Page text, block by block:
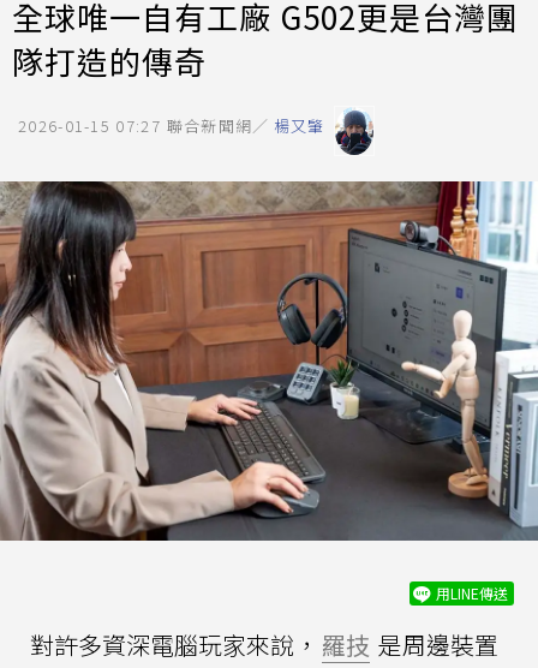
全球唯一自有工廠 G502更是台灣團
隊打造的傳奇
2026-01-15 07:27 聯合新聞網／ 楊又肇
用LINE傳送
對許多資深電腦玩家來說， 羅技 是周邊裝置